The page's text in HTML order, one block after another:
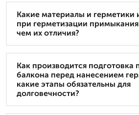
Какие материалы и герметики
при герметизации
чем их отличия?
Как производится подготовка
балкона перед нанесением
какие этапы обязательны для
долговечности?